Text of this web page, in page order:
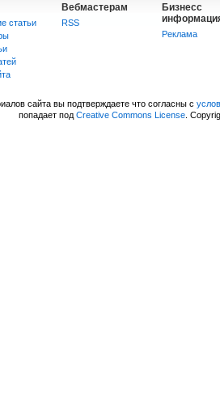
статьи
Вебмастерам
RSS
Бизнесс
Реклама
сайта вы подтверждаете что согласны с
попадает под Creative Commons License.